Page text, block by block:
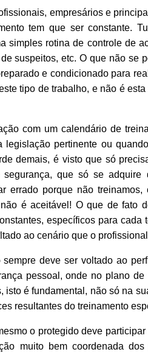
empresários e
tem que ser constante.
simples rotina de controle de
suspeitos, etc. O que não se
e condicionado para
tipo de trabalho, e não é
com um calendário de
legislação pertinente ou
demais, é visto que só
que só se
errado porque não
é aceitável! O que de fato
específicos para
ao cenário que o
sempre deve ser voltado ao
pessoal, onde no plano
isto é fundamental, não só na
resultantes do treinamento
o protegido deve
muito bem coordenada